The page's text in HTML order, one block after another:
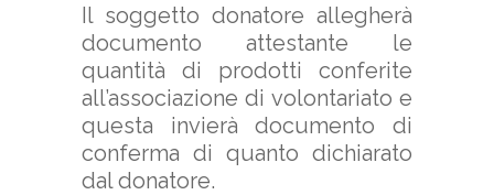
Il soggetto donatore allegherà
documento attestante le
quantità di prodotti conferite
all’associazione di volontariato e
questa invierà documento di
conferma di quanto dichiarato
dal donatore.